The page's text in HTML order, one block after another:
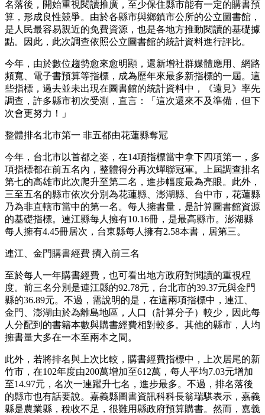
名落後，開始重視閱讀推廣，至少保住縣市能有一定的購書預
算，形成良性競爭。由於各縣市與鄉鎮市公所的公立圖書館，
是人民最容易親近的免費資源，也是各地方推動閱讀的基礎據
點。因此，此次調查依照公立圖書館的統計資料進行評比。
今年，由於數位趨勢愈來愈明顯，還新增社群媒體應用、網路
頻寬、電子書預算等指標，成為歷年來最多新指標的一屆。這
些指標，過去並未出現在圖書館的統計資料中，《遠見》率先
調查，許多縣市初次受測，直言：「這次還來不及準備，但下
次會更努力！」
整體排名北市第一 非五都由花蓮縣奪冠
今年，台北市以首都之姿，在14項指標當中拿下四項第一，多
項指標都在前五名內，整體得分再次蟬聯冠軍。上屆調查排名
第七的高雄市此次爬升至第二名，進步幅度最為亮眼。此外，
三至五名的縣市依次分別為花蓮縣、澎湖縣、台中市，花蓮縣
乃為非直轄市當中的第一名。每人擁書量，是計算圖書館資源
的基礎指標。連江縣每人擁有10.16冊，是最高縣市。澎湖縣
每人擁有4.45冊居次，台東縣每人擁有2.58本書，居第三。
連江、金門購書經費 擠入前三名
至於每人一年購書經費，也可看出地方政府對閱讀的重視程
度。前三名分別是連江縣的92.78元，台北市的39.37元與金門
縣的36.89元。不過，需說明的是，在這兩項指標中，連江、
金門、澎湖由於為離島地區，人口（計算分子）較少，因此每
人分配到的書籍本數與購書經費相對較多。其他的縣市，人均
擁書量大多在一本至兩本之間。
此外，若將排名與上次比較，購書經費指標中，上次居尾的新
竹市，在102年度由200萬增加至612萬，每人平均7.03元增加
至14.97元，名次一連躍升七名，進步最多。不過，排名落後
的縣市也有話要說。嘉義縣圖書資訊科科長翁瑞騏表示，嘉義
縣是農業縣，稅收不足，很難用縣政府預算購書。然而，嘉義